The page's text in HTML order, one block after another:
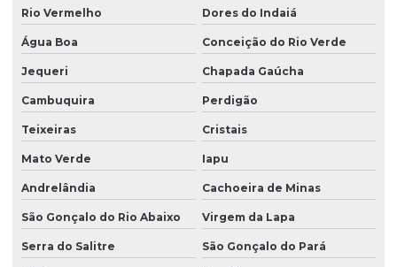
Rio Vermelho Dores do Indaiá
Água Boa Conceição do Rio Verde
Jequeri Chapada Gaúcha
Cambuquira Perdigão
Teixeiras Cristais
Mato Verde Iapu
Andrelândia Cachoeira de Minas
São Gonçalo do Rio Abaixo Virgem da Lapa
Serra do Salitre São Gonçalo do Pará